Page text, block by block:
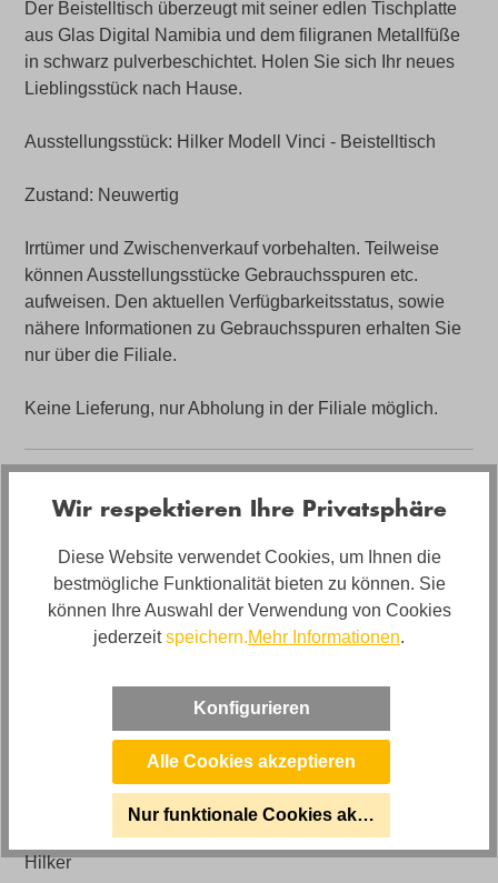
Der Beistelltisch überzeugt mit seiner edlen Tischplatte
aus Glas Digital Namibia und dem filigranen Metallfüße
in schwarz pulverbeschichtet. Holen Sie sich Ihr neues
Lieblingsstück nach Hause.
Ausstellungsstück: Hilker Modell Vinci - Beistelltisch
Zustand: Neuwertig
Irrtümer und Zwischenverkauf vorbehalten. Teilweise
können Ausstellungsstücke Gebrauchsspuren etc.
aufweisen. Den aktuellen Verfügbarkeitsstatus, sowie
nähere Informationen zu Gebrauchsspuren erhalten Sie
nur über die Filiale.
Keine Lieferung, nur Abholung in der Filiale möglich.
0302001102-04WW-A
Artikel Bezeichnung
Hilker runder Beistelltisch
Lieferzustand
Neuwertig
Durchmesser 40 cm, Höhe: ca. 48cm
Hilker
Wir respektieren Ihre Privatsphäre
Diese Website verwendet Cookies, um Ihnen die
bestmögliche Funktionalität bieten zu können. Sie
können Ihre Auswahl der Verwendung von Cookies
jederzeitspeichern.Mehr Informationen.
Konfigurieren
Alle Cookies akzeptieren
Nur funktionale Cookies akzeptieren